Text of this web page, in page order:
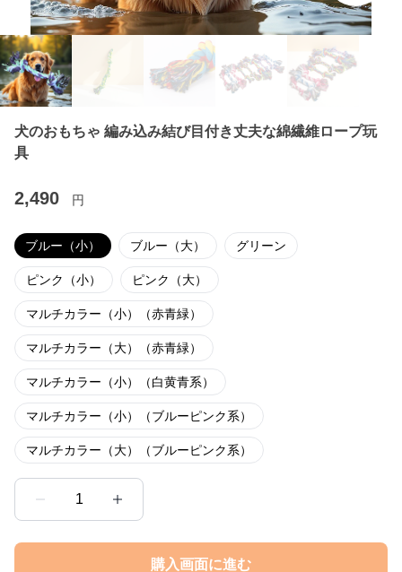
犬のおもちゃ 編み込み結び目付き丈夫な綿繊維ロープ玩
具
2,490 円
ブルー（小） ブルー（大） グリーン
ピンク（小） ピンク（大）
マルチカラー（小）（赤青緑）
マルチカラー（大）（赤青緑）
マルチカラー（小）（白黄青系）
マルチカラー（小）（ブルーピンク系）
マルチカラー（大）（ブルーピンク系）
1
購入画面に進む